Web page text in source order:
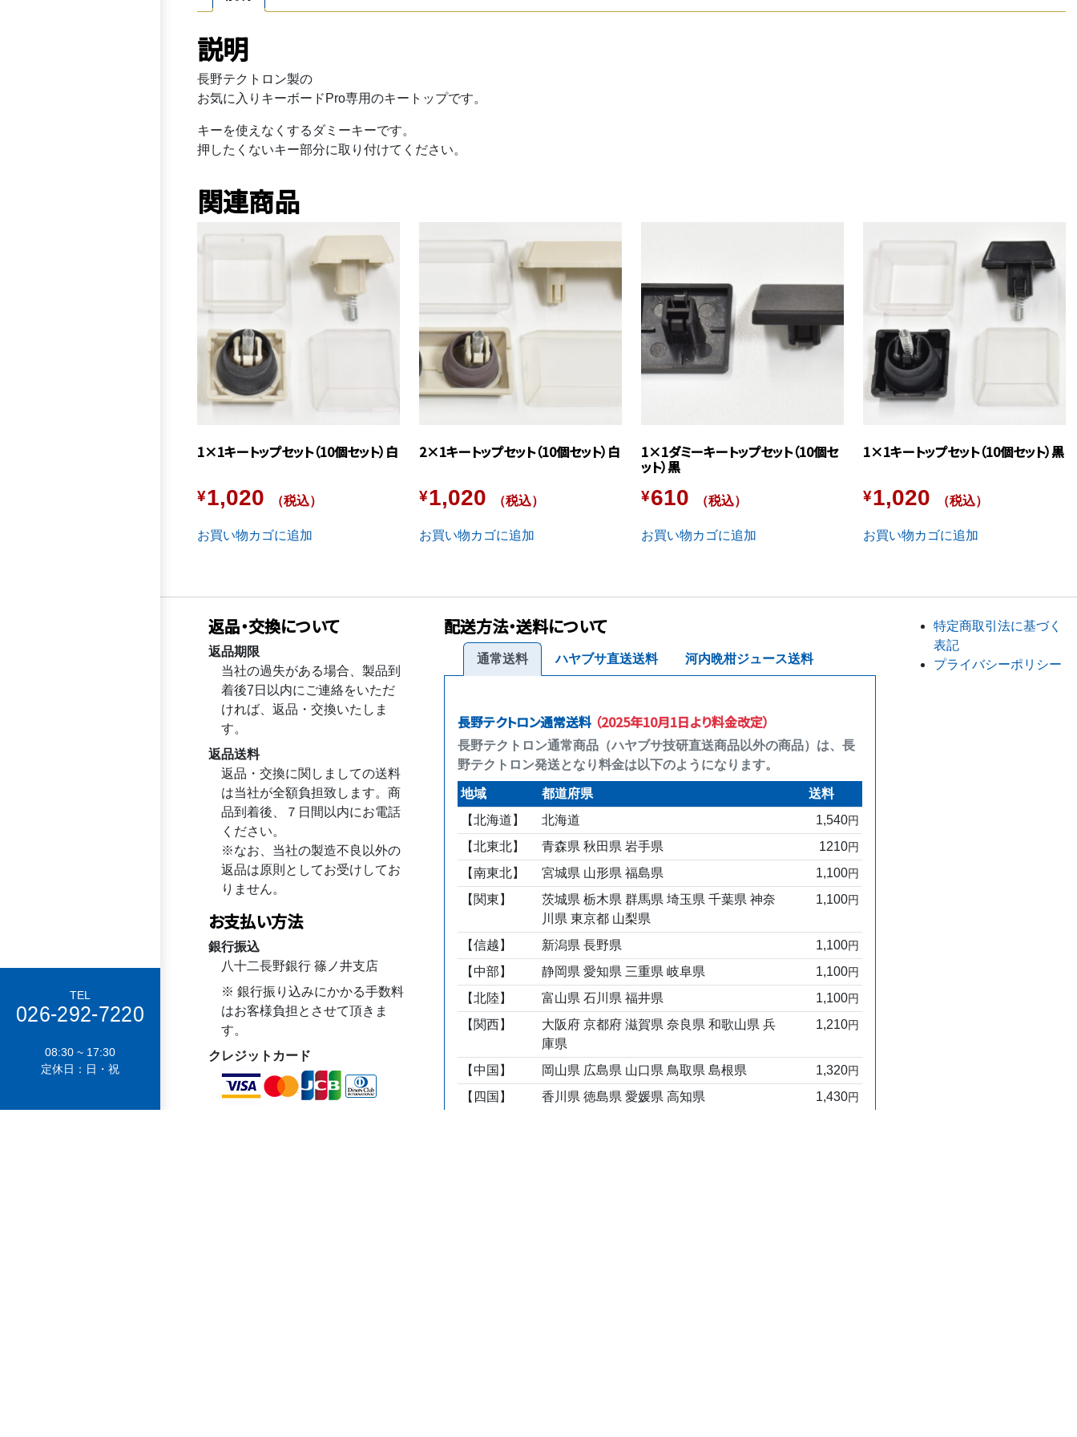
TEL
026-292-7220
08:30 ~ 17:30
定休日：日・祝
（10
説明
長野テクトロン製の
お気に入りキーボードPro専用のキートップです。
キーを使えなくするダミーキーです。
押したくないキー部分に取り付けてください。
関連商品
1×1キートップセット（10個セット）白
¥1,020 （税込）
お買い物カゴに追加
2×1キートップセット（10個セット）白
¥1,020 （税込）
お買い物カゴに追加
1×1ダミーキートップセット（10個セ
ット）黒
¥610 （税込）
お買い物カゴに追加
1×1キートップセット（10個セット）黒
¥1,020 （税込）
お買い物カゴに追加
返品・交換について
返品期限
当社の過失がある場合、製品到
着後7日以内にご連絡をいただ
ければ、返品・交換いたしま
す。
返品送料
返品・交換に関しましての送料
は当社が全額負担致します。商
品到着後、７日間以内にお電話
ください。
※なお、当社の製造不良以外の
返品は原則としてお受けしてお
りません。
お支払い方法
銀行振込
八十二長野銀行 篠ノ井支店
※ 銀行振り込みにかかる手数料
はお客様負担とさせて頂きま
す。
クレジットカード
配送方法・送料について
通常送料 ハヤブサ直送送料 河内晩柑ジュース送料
長野テクトロン通常送料 （2025年10月1日より料金改定）
長野テクトロン通常商品（ハヤブサ技研直送商品以外の商品）は、長
野テクトロン発送となり料金は以下のようになります。
地域 都道府県
送料
【北海道】
北海道 1,540円
【北東北】 青森県 秋田県 岩手県 1210円
【南東北】 宮城県 山形県 福島県 1,100円
【関東】
茨城県 栃木県 群馬県 埼玉県 千葉県 神奈
川県 東京都 山梨県
1,100円
【信越】 新潟県 長野県 1,100円
【中部】 静岡県 愛知県 三重県 岐阜県 1,100円
【北陸】 富山県 石川県 福井県 1,100円
【関西】
大阪府 京都府 滋賀県 奈良県 和歌山県 兵
庫県
1,210円
【中国】 岡山県 広島県 山口県 鳥取県 島根県 1,320円
【四国】 香川県 徳島県 愛媛県 高知県 1,430円
特定商取引法に基づく
表記
プライバシーポリシー